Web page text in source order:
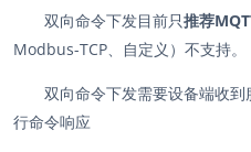
双向命令下发目前只推荐
Modbus-TCP、自定义）不支持。
双向命令下发需要设备端收
行命令响应